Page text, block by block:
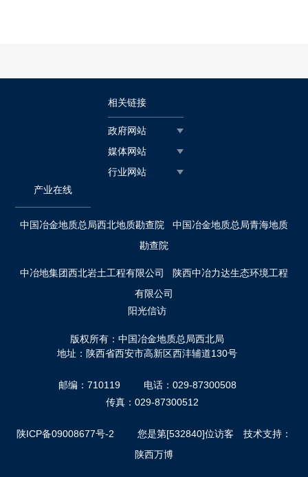
相关链接
政府网站
媒体网站
行业网站
产业在线
中国冶金地质总局西北地质勘查院
中国冶金地质总局青海地质
勘查院
中冶地集团西北岩土工程有限公司
陕西中冶力达生态环境工程
有限公司
阳光信访
版权所有：中国冶金地质总局西北局
地址：陕西省西安市高新区西沣辅道130号
邮编：710119
电话：029-87300508
传真：029-87300512
陕ICP备09008677号-2
您是第[532840]位访客 技术支持：
陕西万博